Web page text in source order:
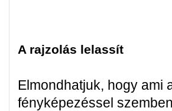
A rajzolás lelassít
Elmondhatjuk, hogy ami
fényképezéssel